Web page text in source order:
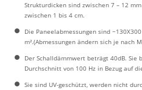
Strukturdicken sind zwischen 7 – 12
zwischen 1 bis 4 cm.
Die Paneelabmessungen sind
m².(Abmessungen ändern sich je nach
Der Schalldämmwert beträgt 40dB.
Durchschnitt von 100 Hz in Bezug auf
Sie sind UV-geschützt, werden nicht